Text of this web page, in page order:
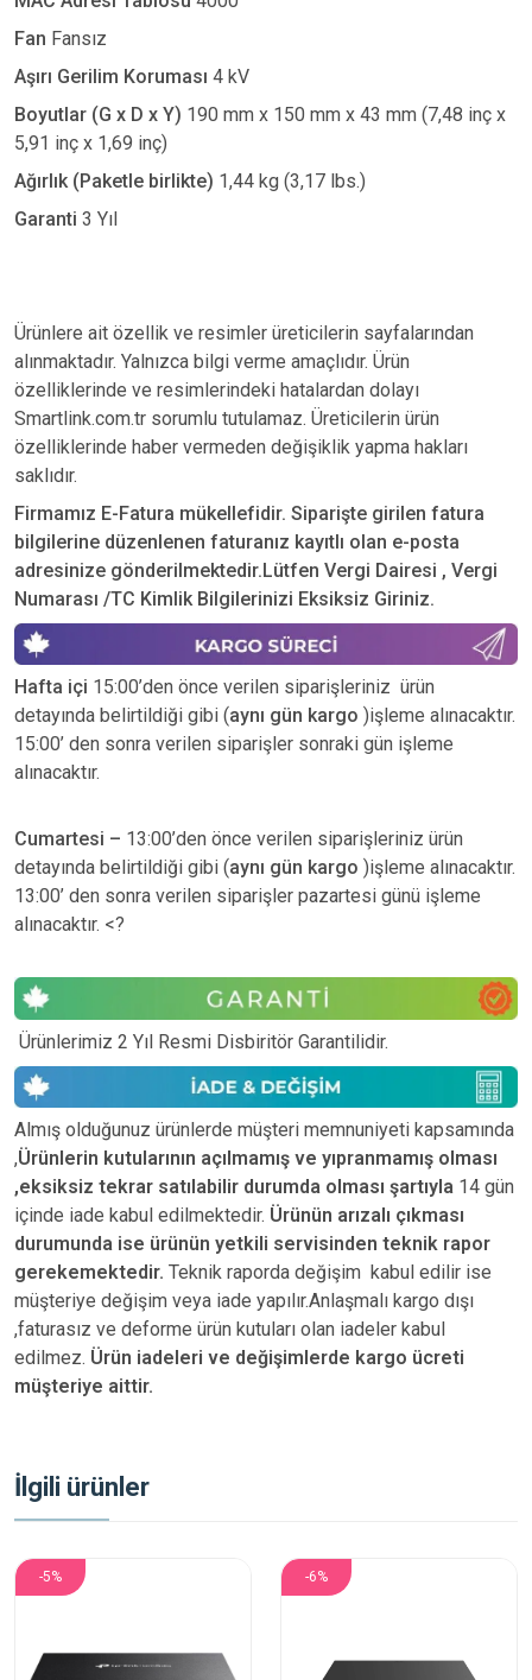
Fan Fansız
Aşırı Gerilim Koruması 4 kV
Boyutlar (G x D x Y) 190 mm x 150 mm x 43 mm (7,48 inç x
5,91 inç x 1,69 inç)
Ağırlık (Paketle birlikte) 1,44 kg (3,17 lbs.)
Garanti 3 Yıl
Ürünlere ait özellik ve resimler üreticilerin sayfalarından
alınmaktadır. Yalnızca bilgi verme amaçlıdır. Ürün
özelliklerinde ve resimlerindeki hatalardan dolayı
Smartlink.com.tr sorumlu tutulamaz. Üreticilerin ürün
özelliklerinde haber vermeden değişiklik yapma hakları
saklıdır.
Firmamız E-Fatura mükellefidir. Siparişte girilen fatura
bilgilerine düzenlenen faturanız kayıtlı olan e-posta
adresinize gönderilmektedir.Lütfen Vergi Dairesi , Vergi
Numarası /TC Kimlik Bilgilerinizi Eksiksiz Giriniz.
Hafta içi 15:00’den önce verilen siparişleriniz ürün
detayında belirtildiği gibi (aynı gün kargo )işleme alınacaktır.
15:00’ den sonra verilen siparişler sonraki gün işleme
alınacaktır.
Cumartesi – 13:00’den önce verilen siparişleriniz ürün
detayında belirtildiği gibi (aynı gün kargo )işleme alınacaktır.
13:00’ den sonra verilen siparişler pazartesi günü işleme
alınacaktır. <?
Ürünlerimiz 2 Yıl Resmi Disbiritör Garantilidir.
Almış olduğunuz ürünlerde müşteri memnuniyeti kapsamında
,Ürünlerin kutularının açılmamış ve yıpranmamış olması
,eksiksiz tekrar satılabilir durumda olması şartıyla 14 gün
içinde iade kabul edilmektedir. Ürünün arızalı çıkması
durumunda ise ürünün yetkili servisinden teknik rapor
gerekemektedir. Teknik raporda değişim kabul edilir ise
müşteriye değişim veya iade yapılır.Anlaşmalı kargo dışı
,faturasız ve deforme ürün kutuları olan iadeler kabul
edilmez. Ürün iadeleri ve değişimlerde kargo ücreti
müşteriye aittir.
İlgili ürünler
-5% -6%